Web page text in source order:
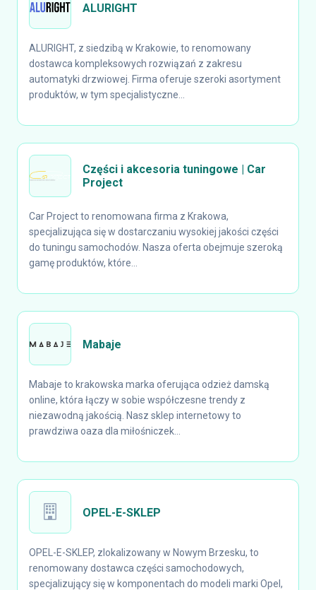
ALURIGHT
ALURIGHT, z siedzibą w Krakowie, to renomowany
dostawca kompleksowych rozwiązań z zakresu
automatyki drzwiowej. Firma oferuje szeroki asortyment
produktów, w tym specjalistyczne...
Części i akcesoria tuningowe | Car
Project
Car Project to renomowana firma z Krakowa,
specjalizująca się w dostarczaniu wysokiej jakości części
do tuningu samochodów. Nasza oferta obejmuje szeroką
gamę produktów, które...
Mabaje
Mabaje to krakowska marka oferująca odzież damską
online, która łączy w sobie współczesne trendy z
niezawodną jakością. Nasz sklep internetowy to
prawdziwa oaza dla miłośniczek...
OPEL-E-SKLEP
OPEL-E-SKLEP, zlokalizowany w Nowym Brzesku, to
renomowany dostawca części samochodowych,
specjalizujący się w komponentach do modeli marki Opel,